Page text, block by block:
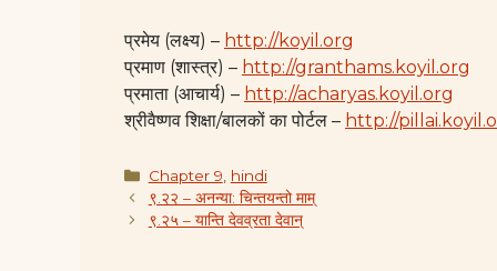
प्रमेय (लक्ष्य) – http://koyil.org
प्रमाण (शास्त्र) – http://granthams.koyil.org
प्रमाता (आचार्य) – http://acharyas.koyil.org
श्रीवैष्णव शिक्षा/बालकों का पोर्टल – http://
Categories
Chapter 9 hindi
९.२२ – अनन्या: चिन्तयन्तो माम्
९.२५ – यान्ति देवव्रता देवान्